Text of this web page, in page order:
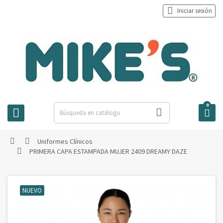
 
 Iniciar sesión

0
  Uniformes Clínicos
 PRIMERA CAPA ESTAMPADA MUJER 2409 DREAMY DAZE
NUEVO